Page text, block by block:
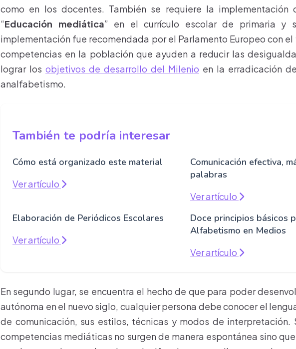
como en los docentes. También se requiere la implementación
“Educación mediática” en el currículo escolar de primaria y
implementación fue recomendada por el Parlamento Europeo con
competencias en la población que ayuden a reducir las
lograr los objetivos de desarrollo del Milenio en la erradicación
analfabetismo.
También te podría interesar
Cómo está organizado este material
Ver artículo
Comunicación efectiva,
palabras
Ver artículo
Elaboración de Periódicos Escolares
Ver artículo
Doce principios básicos
Alfabetismo en Medios
Ver artículo
En segundo lugar, se encuentra el hecho de que para poder
autónoma en el nuevo siglo, cualquier persona debe conocer el
de comunicación, sus estilos, técnicas y modos de interpretación.
competencias mediáticas no surgen de manera espontánea sino